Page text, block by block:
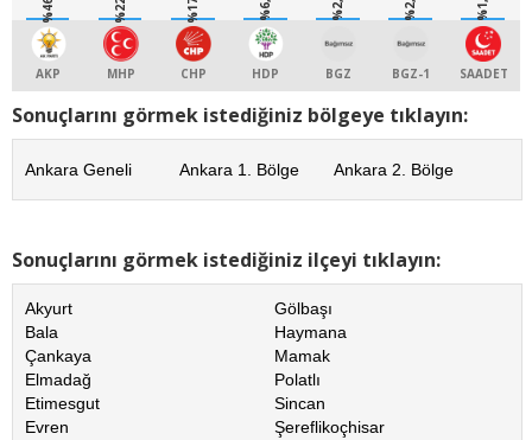
AKP MHP CHP HDP BGZ BGZ-1 SAADET
Sonuçlarını görmek istediğiniz bölgeye tıklayın:
Ankara Geneli Ankara 1. Bölge Ankara 2. Bölge
Sonuçlarını görmek istediğiniz ilçeyi tıklayın:
Akyurt
Bala
Çankaya
Elmadağ
Etimesgut
Evren
Gölbaşı
Haymana
Mamak
Polatlı
Sincan
Şereflikoçhisar